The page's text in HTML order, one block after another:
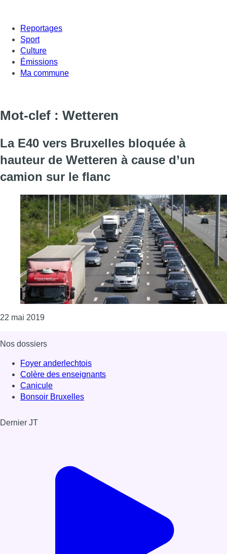
Reportages
Sport
Culture
Émissions
Ma commune
Mot-clef : Wetteren
La E40 vers Bruxelles bloquée à
hauteur de Wetteren à cause d’un
camion sur le flanc
22 mai 2019Consulter l'article "La E40 vers Bruxelles bloquée
Nos dossiers
Foyer anderlechtois
Colère des enseignants
Canicule
Bonsoir Bruxelles
Dernier JT